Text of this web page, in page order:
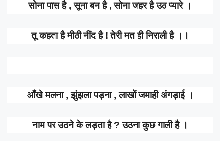
सोना पास है , सूना बन है , सोना जहर है उठ प्यारे ।
तू कहता है मीठी नींद है ! तेरी मत ही निराली है ।।
आँखे मलना , झुंझला पड़ना , लाखों जमाही अंगड़ाई ।
नाम पर उठने के लड़ता है ? उठना कुछ गाली है ।